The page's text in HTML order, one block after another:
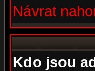
Návrat
Kdo jsou